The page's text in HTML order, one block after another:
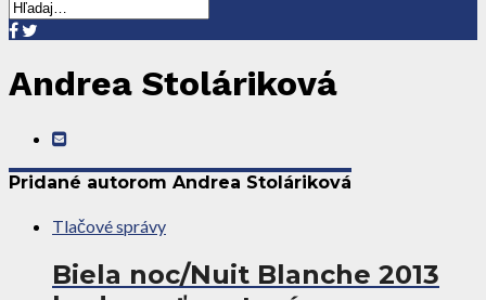
Andrea Stoláriková
Pridané autorom Andrea Stoláriková
Tlačové správy
Biela noc/Nuit Blanche 2013